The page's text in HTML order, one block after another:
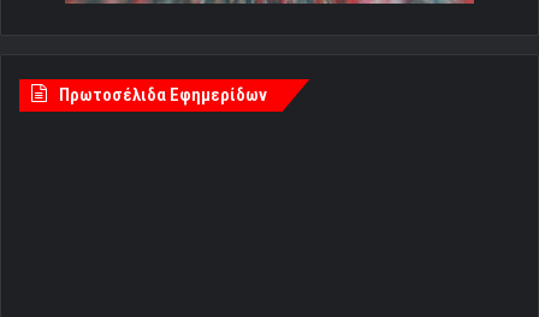
Πρωτοσέλιδα Εφημερίδων